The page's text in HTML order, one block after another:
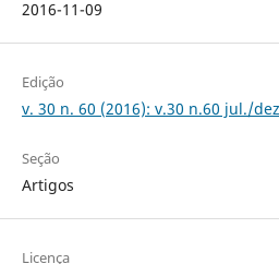
2016-11-09
Edição
v. 30 n. 60 (2016): v.30 n.60 jul./
Seção
Artigos
Licença